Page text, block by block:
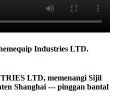
Industries LTD.
LTD, memenangi Sijil
Shanghai --- pinggan bantal